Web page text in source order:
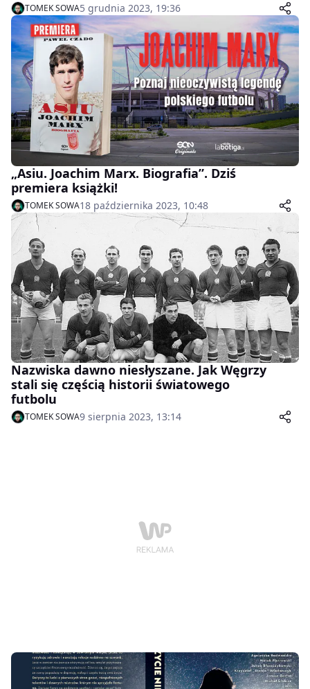
TOMEK SOWA5 grudnia 2023, 19:36
„Asiu. Joachim Marx. Biografia”. Dziś
premiera książki!
TOMEK SOWA18 października 2023, 10:48
Nazwiska dawno niesłyszane. Jak Węgrzy
stali się częścią historii światowego
futbolu
TOMEK SOWA9 sierpnia 2023, 13:14